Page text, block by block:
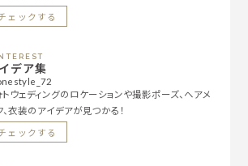
ェックする
デア集
トウェディングのロケーションや撮影ポーズ、ヘアメ
、衣装のアイデアが見つかる！
ェックする